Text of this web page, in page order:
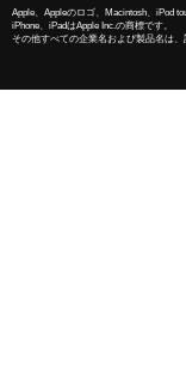
Apple、Appleのロゴ、Macintosh、iPod
iPhone、iPadはApple Inc.の商標です。
その他すべての企業名および製品名は